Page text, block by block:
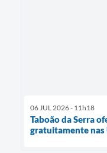
06 JUL 2026 - 11h18
Taboão da Serra
gratuitamente nas